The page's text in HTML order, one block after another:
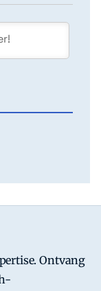
Ontvang